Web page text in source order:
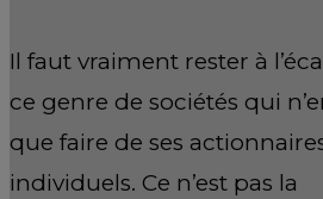
Il faut vraiment rester à
ce genre de sociétés qui
que faire de ses
individuels. Ce n’est pas la